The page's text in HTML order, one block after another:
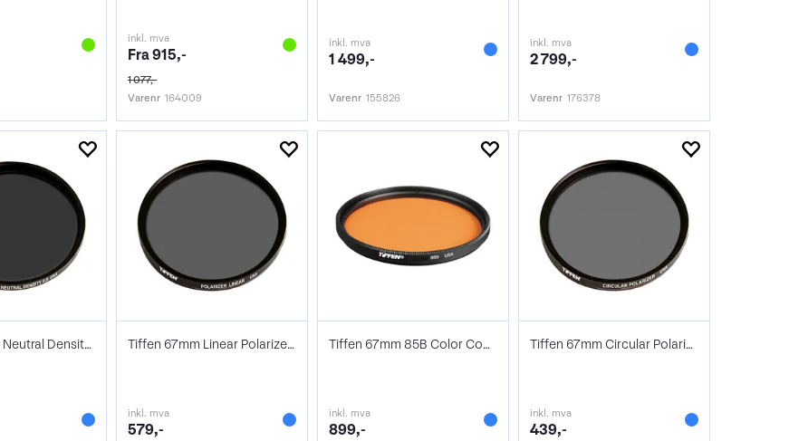
inkl. mva
Fra 915,-
1 077,-
Varenr 164009
inkl. mva
1 499,-
Varenr 155826
inkl. mva
2 799,-
Varenr 176378
Tiffen 67mm Neutral Density 0.9 Filter Tiffen 67mm Linear Polarizer Filter
inkl. mva
579,-
Tiffen 67mm 85B Color Conversion
inkl. mva
899,-
Tiffen 67mm Circular Polarizer Filter
inkl. mva
439,-